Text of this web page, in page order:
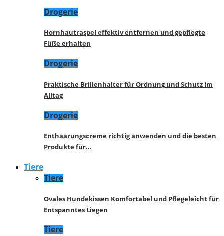
Drogerie
Hornhautraspel effektiv entfernen und gepflegte
Füße erhalten
Drogerie
Praktische Brillenhalter für Ordnung und Schutz im
Alltag
Drogerie
Enthaarungscreme richtig anwenden und die besten
Produkte für…
Tiere
Tiere
Ovales Hundekissen Komfortabel und Pflegeleicht für
Entspanntes Liegen
Tiere